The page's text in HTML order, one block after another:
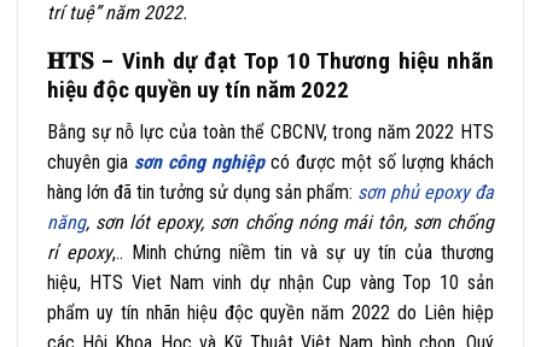
trí tuệ” năm 2022.
𝐇𝐓𝐒 – Vinh dự đạt Top 10 Thương hiệu nhãn
hiệu độc quyền uy tín năm 2022
Bằng sự nỗ lực của toàn thể CBCNV, trong năm 2022 HTS
chuyên gia sơn công nghiệpcó được một số lượng khách
hàng lớn đã tin tưởng sử dụng sản phẩm: sơn phủ epoxy đa
năng, sơn lót epoxy, sơn chống nóng mái tôn, sơn chống
rỉ epoxy,.. Minh chứng niềm tin và sự uy tín của thương
hiệu, HTS Viet Nam vinh dự nhận Cup vàng Top 10 sản
phẩm uy tín nhãn hiệu độc quyền năm 2022 do Liên hiệp
các Hội Khoa Học và Kỹ Thuật Việt Nam bình chọn. Quý